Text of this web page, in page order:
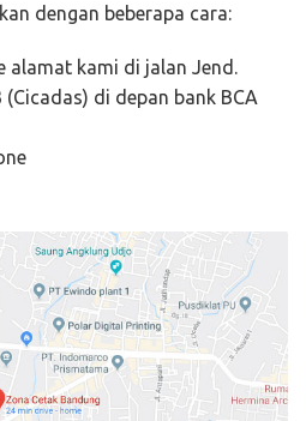
dengan beberapa cara:
alamat kami di jalan Jend.
di depan bank BCA